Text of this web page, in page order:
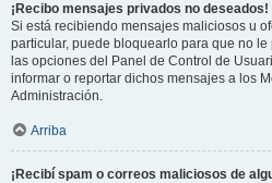
¡Recibo mensajes privados no deseados!
Si está recibiendo mensajes maliciosos u
particular, puede bloquearlo para que no
las opciones del Panel de Control de
informar o reportar dichos mensajes a los
Administración.
Arriba
¡Recibí spam o correos maliciosos de